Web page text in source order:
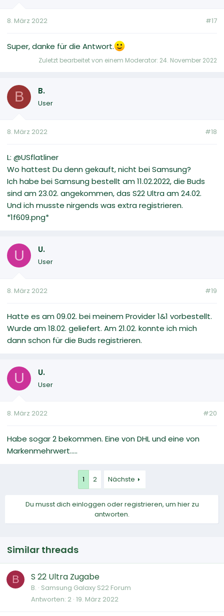
8. März 2022 #17
Super, danke für die Antwort.
Zuletzt bearbeitet von einem Moderator: 24. November 2022
B B.
User
8. März 2022 #18
L: @USflatliner
Wo hattest Du denn gekauft, nicht bei Samsung?
Ich habe bei Samsung bestellt am 11.02.2022, die Buds
sind am 23.02. angekommen, das S22 Ultra am 24.02.
Und ich musste nirgends was extra registrieren.
*1f609.png*
U U.
User
8. März 2022 #19
Hatte es am 09.02. bei meinem Provider 1&1 vorbestellt.
Wurde am 18.02. geliefert. Am 21.02. konnte ich mich
dann schon für die Buds registrieren.
U U.
User
8. März 2022 #20
Habe sogar 2 bekommen. Eine von DHL und eine von
Markenmehrwert.....
1 2 Nächste
Du musst dich einloggen oder registrieren, um hier zu
antworten.
Similar threads
B S 22 Ultra Zugabe
B. Samsung Galaxy S22 Forum
Antworten 2 19. März 2022